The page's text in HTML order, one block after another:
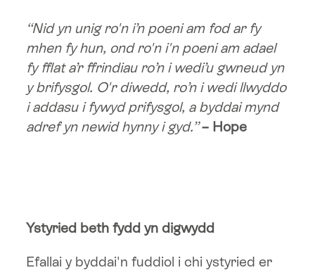
“Nid yn unig ro'n i’n poeni am fod ar fy
mhen fy hun, ond ro'n i'n poeni am adael
fy fflat a’r ffrindiau ro’n i wedi’u gwneud yn
y brifysgol. O'r diwedd, ro’n i wedi llwyddo
i addasu i fywyd prifysgol, a byddai mynd
adref yn newid hynny i gyd.” – Hope
Ystyried beth fydd yn digwydd
Efallai y byddai'n fuddiol i chi ystyried er